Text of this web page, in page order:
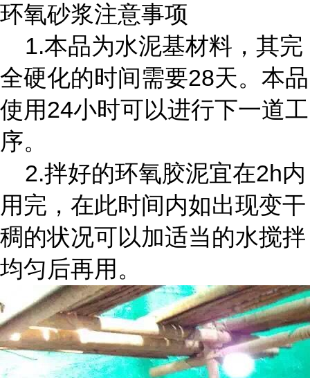
环氧砂浆注意事项
1.本品为水泥基材料，其完
全硬化的时间需要28天。本品
使用24小时可以进行下一道工
序。
2.拌好的环氧胶泥宜在2h内
用完，在此时间内如出现变干
稠的状况可以加适当的水搅拌
均匀后再用。